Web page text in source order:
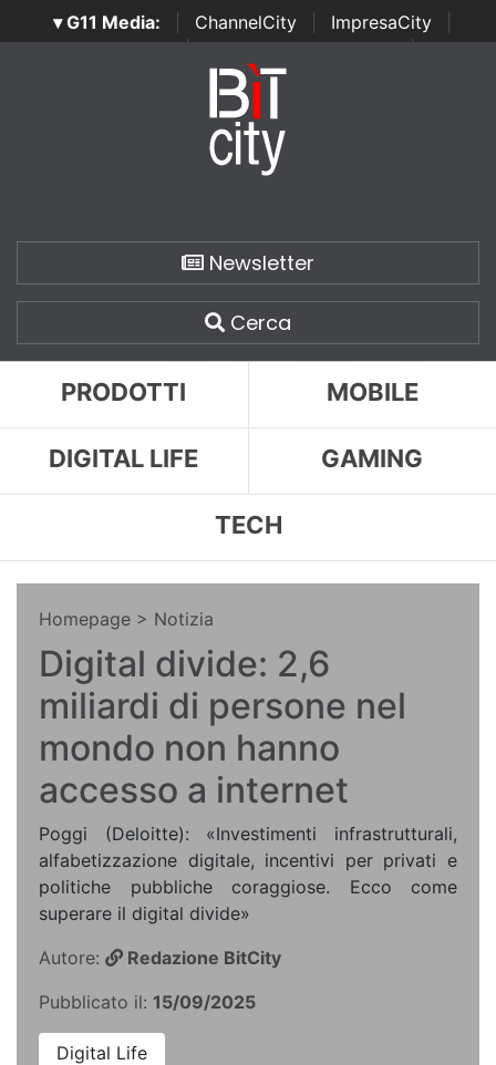
▾ G11 Media: ChannelCity ImpresaCity
SecurityOpenLab | Italian Channel Awards | Italian
Italian Security Awards
Newsletter
Cerca
PRODOTTI MOBILE
DIGITAL LIFE GAMING
TECH
Homepage > Notizia
Digital divide: 2,6
miliardi di persone nel
mondo non hanno
accesso a internet
Poggi (Deloitte): «Investimenti infrastrutturali,
alfabetizzazione digitale, incentivi per privati e
politiche pubbliche coraggiose. Ecco come
superare il digital divide»
Autore:
Redazione BitCity
Pubblicato il: 15/09/2025
Digital Life